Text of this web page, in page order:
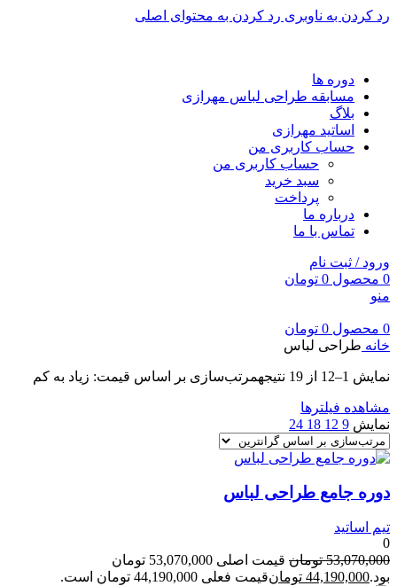
رد کردن به ناوبری رد کردن به محتوای اصلی
دوره ها
مسابقه طراحی لباس مهرازی
بلاگ
اساتید مهرازی
حساب کاربری من
حساب کاربری من
سبد خرید
پرداخت
درباره ما
تماس با ما
ورود / ثبت نام
0 محصول 0 تومان
منو
0 محصول 0 تومان
خانه طراحی لباس
نمایش 1–12 از 19 نتیجه مرتب‌سازی بر اساس قیمت: زیاد به کم
مشاهده فیلترها
نمایش 9
12
18
24
دوره جامع طراحی لباس
تیم اساتید
0
53,070,000 تومان
قیمت اصلی 53,070,000 تومان
بود.44,190,000 تومانقیمت فعلی 44,190,000 تومان است.